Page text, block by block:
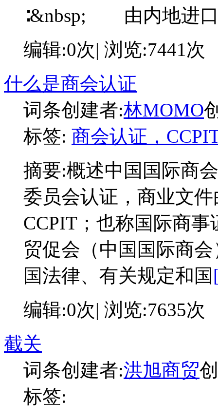
∶&nbsp; 由内地进
编辑:0次| 浏览:7441次
什么是商会认证
词条创建者:林MOMO
标签: 商会认证，
摘要:概述中国国际商
委员会认证，商业文
CCPIT；也称国际商
贸促会（中国国际商
国法律、有关规定和国
编辑:0次| 浏览:7635次
截关
词条创建者:洪旭商贸
标签: